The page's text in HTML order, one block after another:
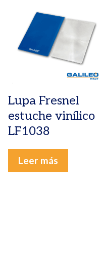
Lupa Fresnel
estuche vinílico
LF1038
Leer más